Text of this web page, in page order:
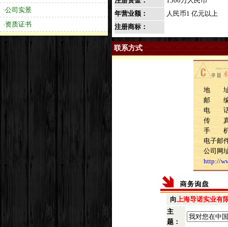
·公司实景
·资质证书
年营业额：
人民币1 亿元以上
注册商标：
联系方式
地 址
邮 编
电 话
传 真
手 机
电子邮
公司网
http://
向上海导诺实业有
主
题：